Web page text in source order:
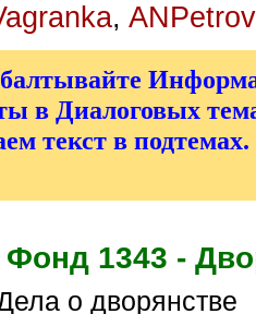
, ANPetrov
в Диалоговых
текст в
1343 -
Дела о дворянстве